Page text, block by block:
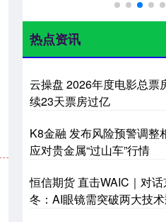
热点资讯
云操盘 2026年度电影总票
续23天票房过亿
K8金融 发布风险预警调整
应对贵金属“过山车”行情
恒信期货 直击WAIC｜对
冬：AI眼镜需突破两大技